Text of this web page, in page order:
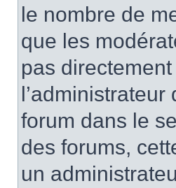
le nombre de
que les
pas
forum dans le
des forums,
un